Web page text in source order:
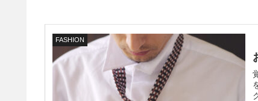
FASHION